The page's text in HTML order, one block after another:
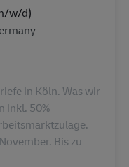
w/d)
in Köln. Was wir
inkl. 50%
Bis zu